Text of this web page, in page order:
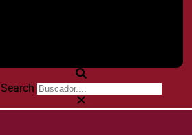
Search